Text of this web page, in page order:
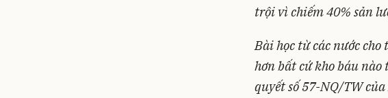
trội vì chiếm 40% sản
Bài học từ các nước
hơn bất cứ kho báu
quyết số 57-NQ/TW